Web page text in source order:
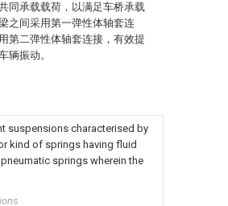
同承载载荷，以满足车桥承载
之间采用第一弹性体轴套连
第二弹性体轴套连接，有效提
辆振动。
suspensions characterised by
kind of springs having fluid
springs wherein the